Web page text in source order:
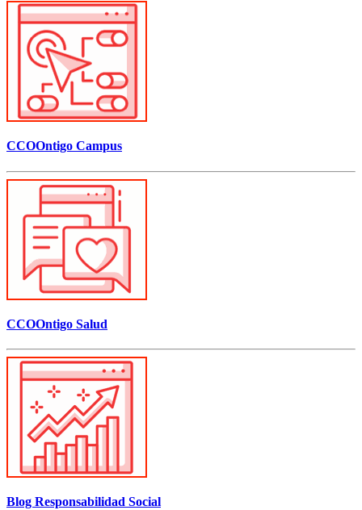
CCOOntigo Campus
CCOOntigo Salud
Blog Responsabilidad Social